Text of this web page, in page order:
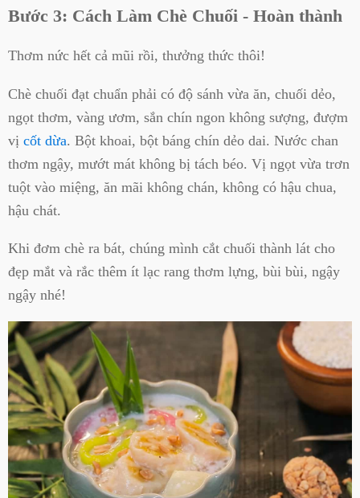
Bước 3: Cách Làm Chè Chuối - Hoàn thành
Thơm nức hết cả mũi rồi, thưởng thức thôi!
Chè chuối đạt chuẩn phải có độ sánh vừa ăn, chuối dẻo,
ngọt thơm, vàng ươm, sắn chín ngon không sượng, đượm
vị cốt dừa. Bột khoai, bột báng chín dẻo dai. Nước chan
thơm ngậy, mướt mát không bị tách béo. Vị ngọt vừa trơn
tuột vào miệng, ăn mãi không chán, không có hậu chua,
hậu chát.
Khi đơm chè ra bát, chúng mình cắt chuối thành lát cho
đẹp mắt và rắc thêm ít lạc rang thơm lựng, bùi bùi, ngậy
ngậy nhé!